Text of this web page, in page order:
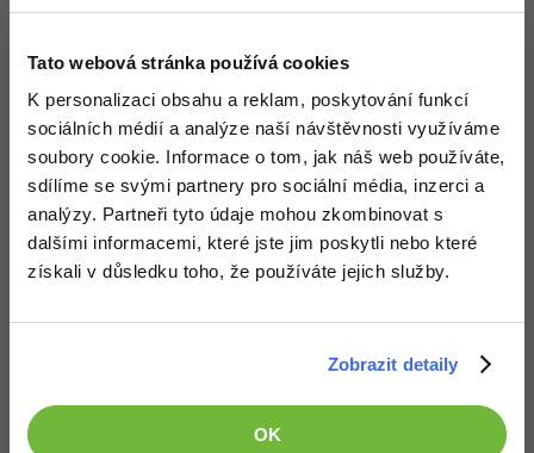
Tato webová stránka používá cookies
K personalizaci obsahu a reklam, poskytování funkcí
sociálních médií a analýze naší návštěvnosti využíváme
soubory cookie. Informace o tom, jak náš web používáte,
sdílíme se svými partnery pro sociální média, inzerci a
analýzy. Partneři tyto údaje mohou zkombinovat s
dalšími informacemi, které jste jim poskytli nebo které
získali v důsledku toho, že používáte jejich služby.
Zobrazit detaily
OK
Odpovídá na David Hartinger
Lukáš Hruda : 24.4.2013 11:14
Jistě, je to hloupost. I když pokud bys ten GC napsal dobře, pak je
pořád velká pravděpodobnost, že velkou část výkonu (ne-li celý
výkon, záleží na situaci) zachováš. Problém je spíš s tou
kompatibilitou. Spočívá to v tom, že v podstatě pomocí nějaké
šablony třídy nasimuluješ referenční typ, jak ho znáš ze C# a Javy,
přes který se bude pak přistupovat k objektům. Potíž pak je, že
všechny objekty budeš muset vytvářet pomocí těchto referenčních